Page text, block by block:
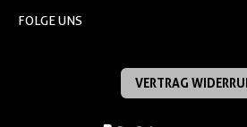
FOLGE UNS
VERTRAG